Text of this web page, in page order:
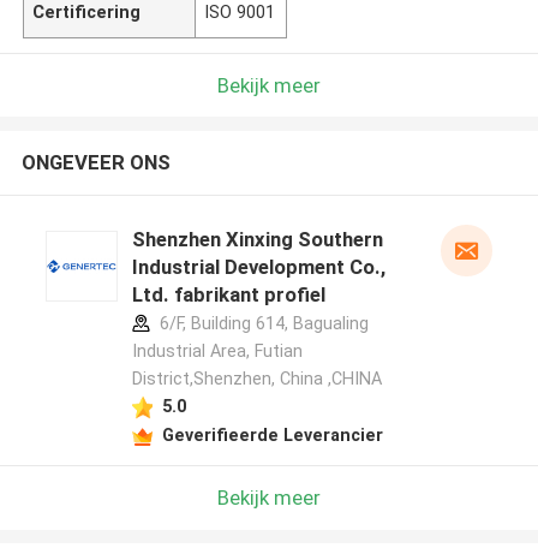
Certificering ISO 9001
Bekijk meer
ONGEVEER ONS
Shenzhen Xinxing Southern
Industrial Development Co.,
Ltd. fabrikant profiel
6/F, Building 614, Bagualing
Industrial Area, Futian
District,Shenzhen, China ,CHINA
5.0
Geverifieerde Leverancier
Bekijk meer